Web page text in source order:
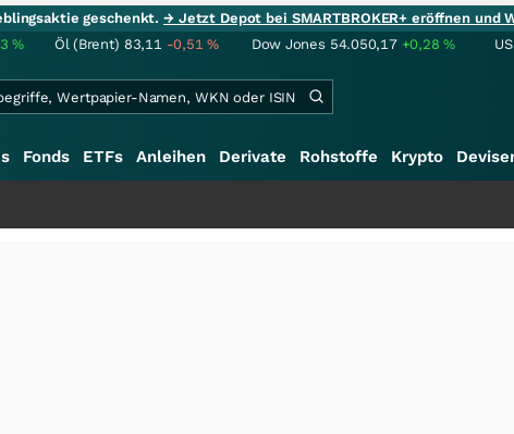
geschenkt.→ Jetzt Depot bei SMARTBROKER+ eröffnen und
% Öl (Brent) 83,11 -0,51% Dow Jones 54.050,17 +0,28%
Fonds ETFs Anleihen Derivate Rohstoffe Krypto